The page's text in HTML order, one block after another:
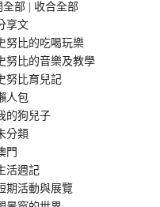
全部
收合全部
享文
努比的吃喝玩樂
努比的音樂及教學
努比育兒記
人包
的狗兒子
分類
門
活週記
期活動與展覽